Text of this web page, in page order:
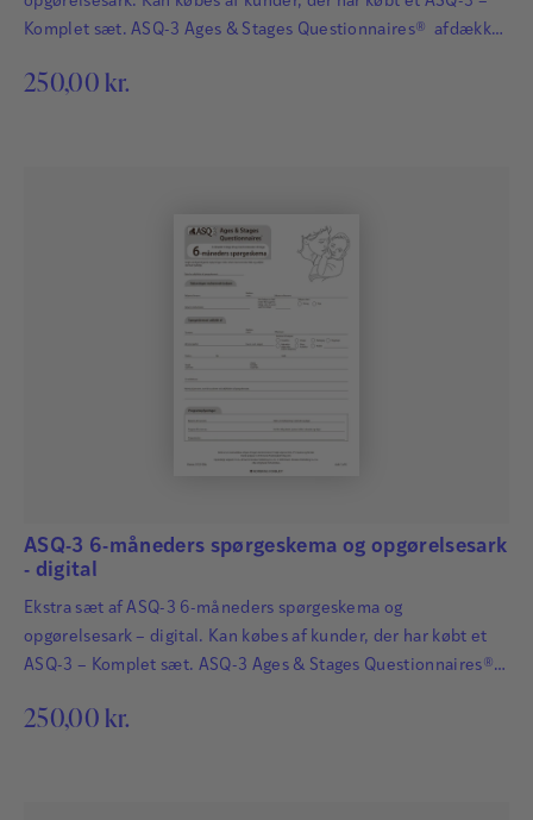
Komplet sæt. ASQ-3 Ages & Stages Questionnaires® afdækker
småbørn. Det har afgørende betydning for børns fremtid, at
250,00 kr.
ASQ-3 6-måneders spørgeskema og opgørelsesark
- digital
Ekstra sæt af ASQ-3 6-måneders spørgeskema og
opgørelsesark – digital. Kan købes af kunder, der har købt et
ASQ-3 – Komplet sæt. ASQ-3 Ages & Stages Questionnaires®
hos småbørn. Det har afgørende betydning for børns fremtid,
250,00 kr.